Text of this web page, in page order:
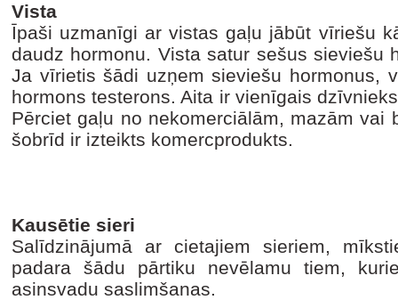
Vista
Īpaši uzmanīgi ar vistas gaļu jābūt vīriešu
daudz hormonu. Vista satur sešus sieviešu
Ja vīrietis šādi uzņem sieviešu hormonus,
hormons testerons. Aita ir vienīgais
Pērciet gaļu no nekomerciālām, mazām vai
šobrīd ir izteikts komercprodukts.
Kausētie sieri
Salīdzinājumā ar cietajiem sieriem,
padara šādu pārtiku nevēlamu tiem,
asinsvadu saslimšanas.